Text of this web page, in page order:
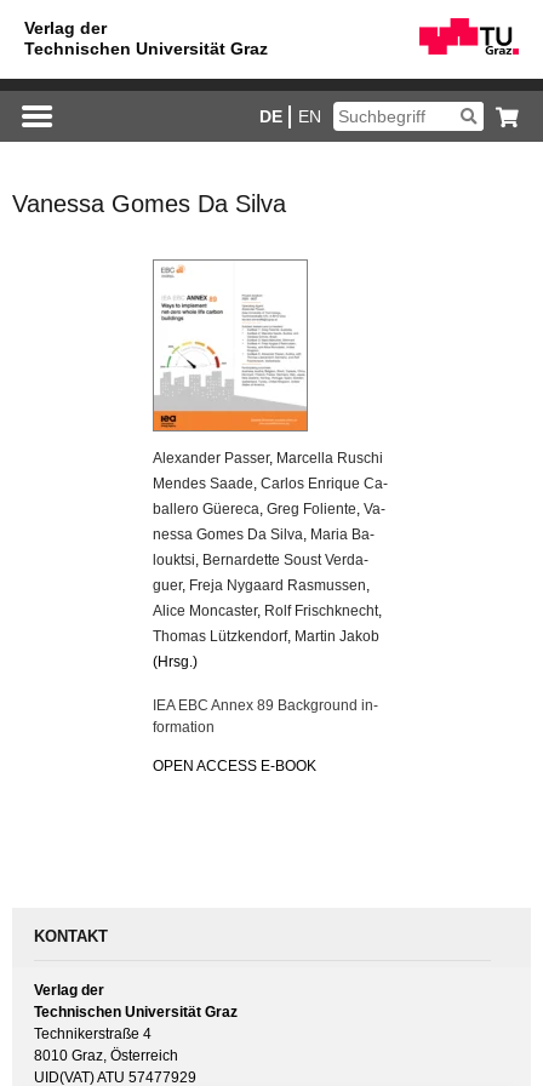
DE EN
Vanessa Gomes Da Silva
Alex­an­der Pas­ser, Mar­cel­la Ru­schi
Men­des Saade, Car­los En­ri­que Ca­
bal­le­ro Güe­re­ca, Greg Fo­li­en­te, Va­
nes­sa Gomes Da Silva, Maria Ba­
loukt­si, Ber­nar­det­te Soust Ver­da­
guer, Freja Ny­gaard Ras­mus­sen,
Alice Mon­cas­ter, Rolf Frisch­knecht,
Tho­mas Lütz­ken­dorf, Mar­tin Jakob
(Hrsg.)
IEA EBC Annex 89 Back­ground in­
for­ma­ti­on
OPEN AC­CESS E-BOOK
KONTAKT
Verlag der
Technischen Universität Graz
Technikerstraße 4
8010 Graz, Österreich
UID(VAT) ATU 57477929